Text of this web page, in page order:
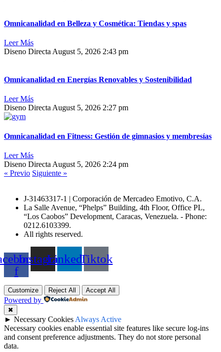
Omnicanalidad en Belleza y Cosmética: Tiendas y spas
Leer Más
Diseno Directa August 5, 2026 2:43 pm
Omnicanalidad en Energías Renovables y Sostenibilidad
Leer Más
Diseno Directa August 5, 2026 2:27 pm
Omnicanalidad en Fitness: Gestión de gimnasios y membresías
Leer Más
Diseno Directa August 5, 2026 2:24 pm
« Previo Siguiente »
J-31463317-1 | Corporación de Mercadeo Emotivo, C.A.
La Salle Avenue, “Phelps” Building, 4th Floor, Office PL,
“Los Caobos” Development, Caracas, Venezuela. - Phone:
0212.6103399.
All rights reserved.
f
InstagramLinkedinTiktok
Customize Reject All Accept All
Powered by
✖
► Necessary Cookies Always Active
Necessary cookies enable essential site features like secure log-ins
and consent preference adjustments. They do not store personal
data.